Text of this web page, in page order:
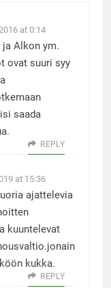
at 0:14
ja Alkon ym.
ovat suuri syy
saada
REPLY
at 15:36
ajattelevia
kuuntelevat
kukka.
REPLY